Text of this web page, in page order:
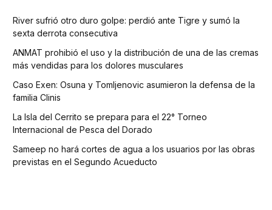
River sufrió otro duro golpe: perdió ante Tigre y sumó la
sexta derrota consecutiva
ANMAT prohibió el uso y la distribución de una de las cremas
más vendidas para los dolores musculares
Caso Exen: Osuna y Tomljenovic asumieron la defensa de la
familia Clinis
La Isla del Cerrito se prepara para el 22° Torneo
Internacional de Pesca del Dorado
Sameep no hará cortes de agua a los usuarios por las obras
previstas en el Segundo Acueducto